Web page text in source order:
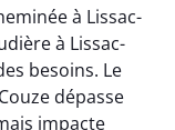
à Lissac-
à Lissac-
besoins. Le
dépasse
impacte